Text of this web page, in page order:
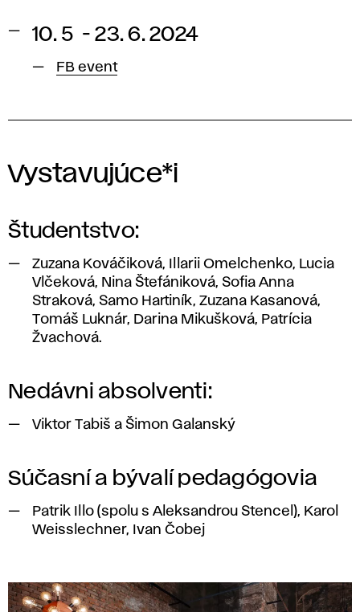
10. 5 - 23. 6. 2024
FB event
Vystavujúce*i
Študentstvo:
Zuzana Kováčiková, Illarii Omelchenko, Lucia
Vlčeková, Nina Štefániková, Sofia Anna
Straková, Samo Hartiník, Zuzana Kasanová,
Tomáš Luknár, Darina Mikušková, Patrícia
Žvachová.
Nedávni absolventi:
Viktor Tabiš a Šimon Galanský
Súčasní a bývalí pedagógovia
Patrik Illo (spolu s Aleksandrou Stencel), Karol
Weisslechner, Ivan Čobej